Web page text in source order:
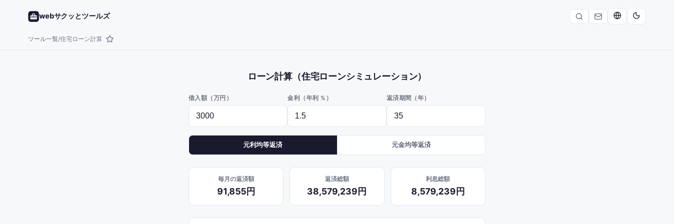
webサクッとツールズ
ツール一覧/住宅ローン計算
ローン計算（住宅ローンシミュレーション）
借入額（万円） 金利（年利 %） 返済期間（年）
元利均等返済 元金均等返済
毎月の返済額
91,855円
返済総額
38,579,239円
利息総額
8,579,239円